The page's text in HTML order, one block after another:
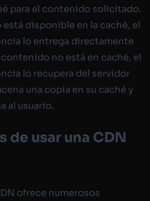
para el contenido solicitado.
disponible en la caché, el
lo entrega directamente
contenido no está en caché, el
lo recupera del servidor
una copia en su caché y
al usuario.
de usar una CDN
ofrece numerosos